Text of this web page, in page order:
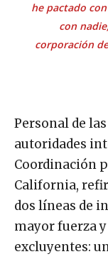
he pactado
con
corporación
Personal de
autoridades
Coordinación
California,
dos líneas de
mayor fuerza
excluyentes: